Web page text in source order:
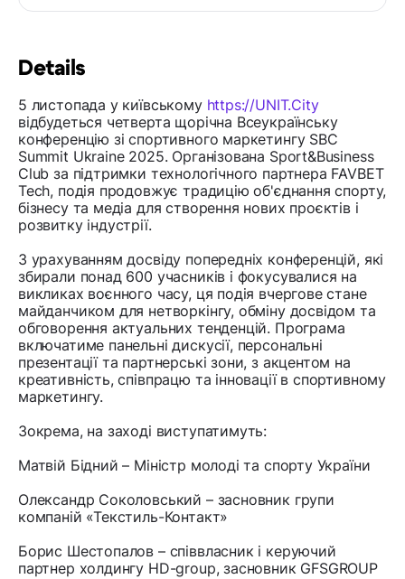
Details
5 листопада у київському https://UNIT.City
відбудеться четверта щорічна Всеукраїнську
конференцію зі спортивного маркетингу SBC
Summit Ukraine 2025. Організована Sport&Business
Club за підтримки технологічного партнера FAVBET
Tech, подія продовжує традицію об'єднання спорту,
бізнесу та медіа для створення нових проєктів і
розвитку індустрії.
З урахуванням досвіду попередніх конференцій, які
збирали понад 600 учасників і фокусувалися на
викликах воєнного часу, ця подія вчергове стане
майданчиком для нетворкінгу, обміну досвідом та
обговорення актуальних тенденцій. Програма
включатиме панельні дискусії, персональні
презентації та партнерські зони, з акцентом на
креативність, співпрацю та інновації в спортивному
маркетингу.
Зокрема, на заході виступатимуть:
Матвій Бідний – Міністр молоді та спорту України
Олександр Соколовський – засновник групи
компаній «Текстиль-Контакт»
Борис Шестопалов – співвласник і керуючий
партнер холдингу HD-group, засновник GFSGROUP